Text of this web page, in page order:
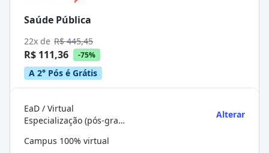
Saúde Pública
22x de R$ 445,45
R$ 111,36 -75%
A 2° Pós é Grátis
EaD / Virtual
Especialização (pós-graduação)
Alterar
Campus 100% virtual